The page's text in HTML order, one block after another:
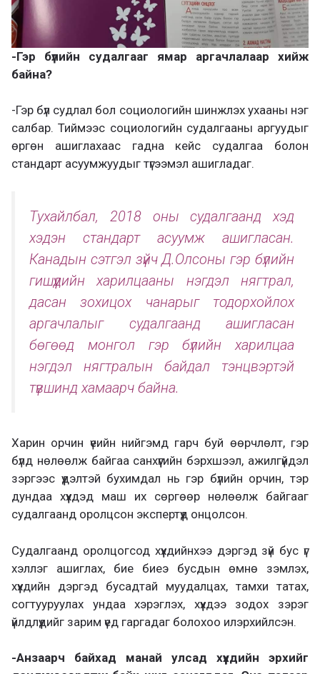
-Гэр бүлийн судалгааг ямар аргачлалаар хийж
байна?
-Гэр бүл судлал бол социологийн шинжлэх ухааны нэг
салбар. Тиймээс социологийн судалгааны аргуудыг
өргөн ашиглахаас гадна кейс судалгаа болон
стандарт асуумжуудыг түгээмэл ашигладаг.
Тухайлбал, 2018 оны судалгаанд хэд
хэдэн стандарт асуумж ашигласан.
Канадын сэтгэл зүйч Д.Олсоны гэр бүлийн
гишүүдийн харилцааны нэгдэл нягтрал,
дасан зохицох чанарыг тодорхойлох
аргачлалыг судалгаанд ашигласан
бөгөөд монгол гэр бүлийн харилцаа
нэгдэл нягтралын байдал тэнцвэртэй
түвшинд хамаарч байна.
Харин орчин үеийн нийгэмд гарч буй өөрчлөлт, гэр
бүлд нөлөөлж байгаа санхүүгийн бэрхшээл, ажилгүйдэл
зэргээс үүдэлтэй бухимдал нь гэр бүлийн орчин, тэр
дундаа хүүхдэд маш их сөргөөр нөлөөлж байгааг
судалгаанд оролцсон экспертүүд онцолсон.
Судалгаанд оролцогсод хүүхдийнхээ дэргэд зүй бус үг
хэллэг ашиглах, бие биеэ бусдын өмнө зэмлэх,
хүүхдийн дэргэд бусадтай муудалцах, тамхи татах,
согтууруулах ундаа хэрэглэх, хүүхдээ зодох зэрэг
үйлдлүүдийг зарим үед гаргадаг болохоо илэрхийлсэн.
-Анзаарч байхад манай улсад хүүхдийн эрхийг